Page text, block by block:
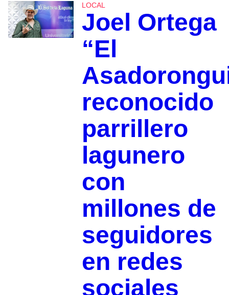
LOCAL
Joel Ortega
“El
reconocido
parrillero
lagunero
con
millones de
seguidores
en redes
sociales